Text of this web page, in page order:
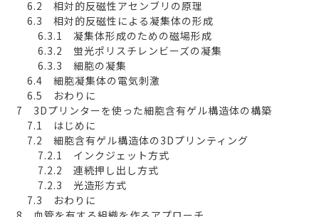
6.2 相対的反磁性アセンブリの原理
6.3 相対的反磁性による凝集体の形成
6.3.1 凝集体形成のための磁場形成
6.3.2 蛍光ポリスチレンビーズの凝集
6.3.3 細胞の凝集
6.4 細胞凝集体の電気刺激
6.5 おわりに
7 3Dプリンターを使った細胞含有ゲル構造体の構築
7.1 はじめに
7.2 細胞含有ゲル構造体の3Dプリンティング
7.2.1 インクジェット方式
7.2.2 連続押し出し方式
7.2.3 光造形方式
7.3 おわりに